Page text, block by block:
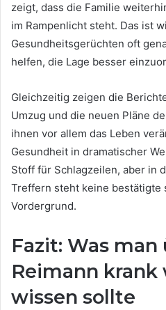
zeigt, dass die Familie
im Rampenlicht steht. Das ist
Gesundheitsgerüchten oft
helfen, die Lage besser
Gleichzeitig zeigen die
Umzug und die neuen Pläne
ihnen vor allem das Leben
Gesundheit in dramatischer
Stoff für Schlagzeilen, aber in
Treffern steht keine bestätigte
Vordergrund.
Fazit: Was
Reimann
wissen sollte